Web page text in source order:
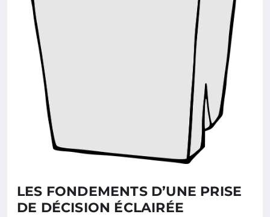
LES FONDEMENTS D’UNE PRISE
DE DÉCISION ÉCLAIRÉE